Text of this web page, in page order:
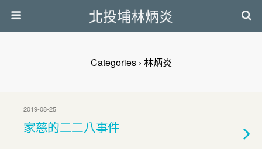
北投埔林炳炎
Categories › 林炳炎
2019-08-25
家慈的二二八事件